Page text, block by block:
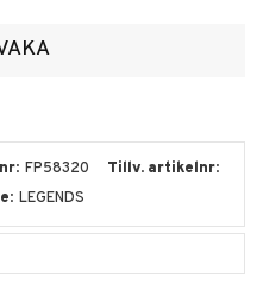
FP58320
Tillv. artikelnr
LEGENDS